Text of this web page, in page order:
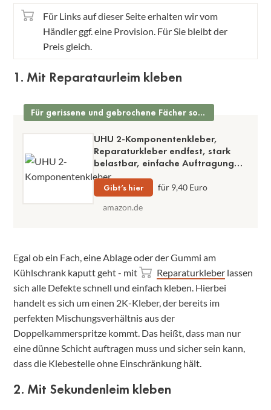
Für Links auf dieser Seite erhalten wir vom
Händler ggf. eine Provision. Für Sie bleibt der
Preis gleich.
1. Mit Reparataurleim kleben
Für gerissene und gebrochene Fächer sowie Ablagen
UHU 2-Komponentenkleber,
Reparaturkleber endfest, stark
belastbar, einfache Auftragung
und Mischung mit
Doppelkammerspritze
Gibt’s hier
für 9,40 Euro
amazon.de
Egal ob ein Fach, eine Ablage oder der Gummi am
Kühlschrank kaputt geht - mit
Reparaturkleber lassen
sich alle Defekte schnell und einfach kleben. Hierbei
handelt es sich um einen 2K-Kleber, der bereits im
perfekten Mischungsverhältnis aus der
Doppelkammerspritze kommt. Das heißt, dass man nur
eine dünne Schicht auftragen muss und sicher sein kann,
dass die Klebestelle ohne Einschränkung hält.
2. Mit Sekundenleim kleben